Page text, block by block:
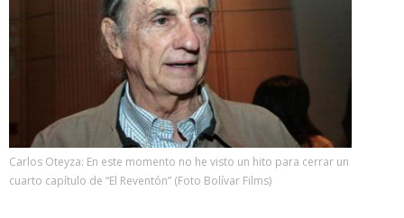
Carlos Oteyza: En este momento no he visto un hito para cerrar un
cuarto capítulo de “El Reventón” (Foto Bolívar Films)